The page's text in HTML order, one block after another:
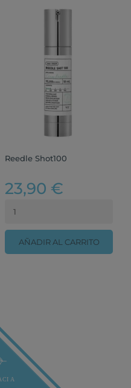
Reedle Shot100
23,90 €
AÑADIR AL CARRITO